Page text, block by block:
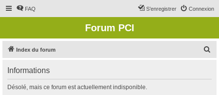
FAQ Connexion
S’enregistrer
Forum PCI
Index du forum
Informations
Désolé, mais ce forum est actuellement indisponible.